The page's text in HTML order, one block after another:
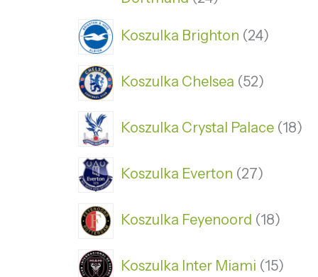
Koszulka Brighton 24
Koszulka Chelsea 52
Koszulka Crystal Palace 18
Koszulka Everton 27
Koszulka Feyenoord 18
Koszulka Inter Miami 15